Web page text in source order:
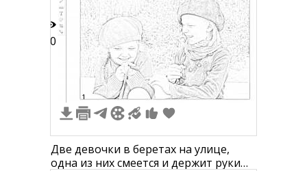
10
1
Две девочки в беретах на улице,
одна из них смеется и держит руки